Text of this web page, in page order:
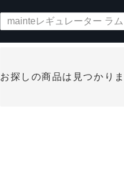
お探しの商品は見つかり